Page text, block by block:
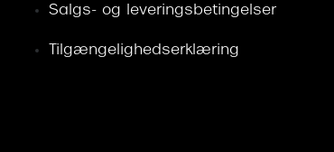
Salgs- og leveringsbetingelser
Tilgængelighedserklæring